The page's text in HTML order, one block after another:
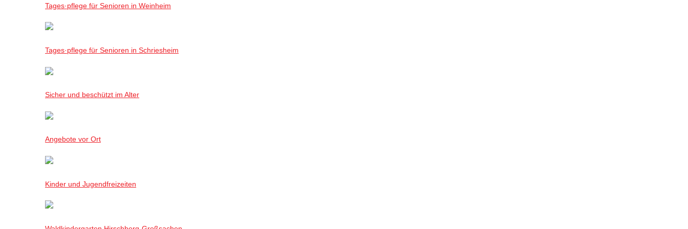
Tages·pflege für Senioren in Weinheim
Tages·pflege für Senioren in Schriesheim
Sicher und beschützt im Alter
Angebote vor Ort
Kinder und Jugendfreizeiten